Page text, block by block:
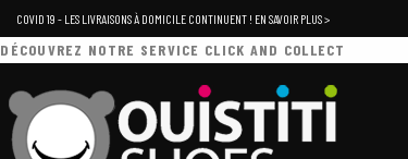
COVID 19 - LES LIVRAISONS À DOMICILE CONTINUENT ! EN SAVOIR PLUS >
DÉCOUVREZ NOTRE SERVICE CLICK AND COLLECT